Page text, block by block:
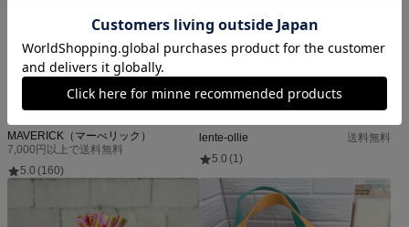
＼洗濯OK／保冷保温お弁当袋『ハンバーガー食べたい』｜男の子に人気・通園通学・遠足にも♪レトロポップ｜アメリカンダイナー｜ジャンクフード
MAVERICK（マーべリック）
7,000円以上で送料無料
5.0 (160)
lente-ollie
送料無料
5.0 (1)